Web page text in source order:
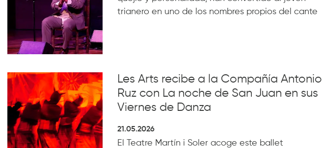
trianero en uno de los nombres propios del cante
Les Arts recibe a la Compañía Antonio
Ruz con La noche de San Juan en sus
Viernes de Danza
21.05.2026
El Teatre Martín i Soler acoge este ballet